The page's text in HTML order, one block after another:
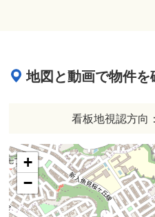
地図と動画で物件を
看板地視認方向
+
−